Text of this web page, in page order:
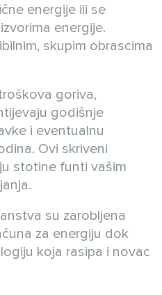
energije ili se
energije.
skupim obrascima
goriva,
godišnje
i eventualnu
Ovi skriveni
stotine funti vašim
su zarobljena
za energiju dok
koja rasipa i novac